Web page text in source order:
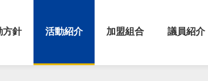
方針 活動紹介 加盟組合 議員紹介